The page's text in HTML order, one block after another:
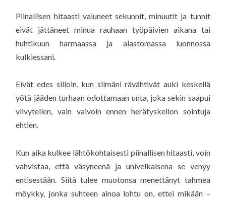
Piinallisen hitaasti valuneet sekunnit, minuutit ja tunnit
eivät jättäneet minua rauhaan työpäivien aikana tai
huhtikuun harmaassa ja alastomassa luonnossa
kulkiessani.
Eivät edes silloin, kun silmäni rävähtivät auki keskellä
yötä jääden turhaan odottamaan unta, joka sekin saapui
viivytellen, vain vaivoin ennen herätyskellon sointuja
ehtien.
Kun aika kulkee lähtökohtaisesti piinallisen hitaasti, voin
vahvistaa, että väsyneenä ja univelkaisena se venyy
entisestään. Siitä tulee muotonsa menettänyt tahmea
möykky, jonka suhteen ainoa lohtu on, ettei mikään –